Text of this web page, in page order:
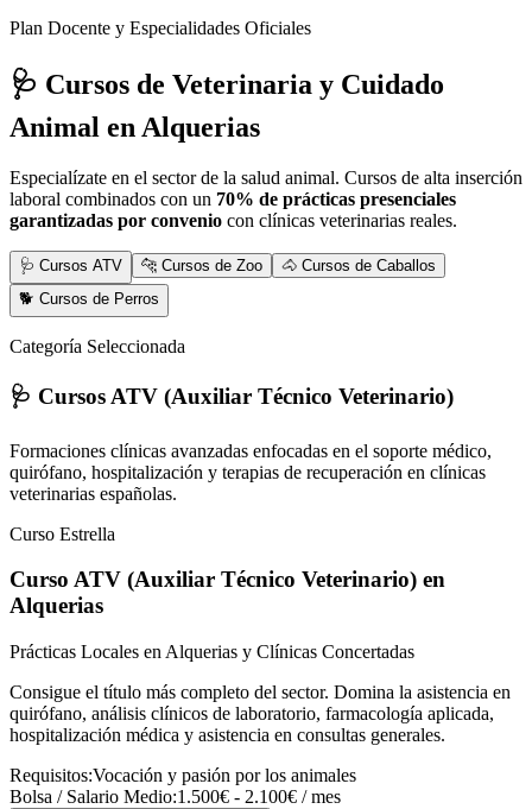
Plan Docente y Especialidades Oficiales
🩺 Cursos de Veterinaria y Cuidado
Animal en Alquerias
Especialízate en el sector de la salud animal. Cursos de alta inserción
laboral combinados con un 70% de prácticas presenciales
garantizadas por convenio con clínicas veterinarias reales.
🩺 Cursos ATV 🐆 Cursos de Zoo
🐴 Cursos de Caballos
🐕 Cursos de Perros
Categoría Seleccionada
🩺 Cursos ATV (Auxiliar Técnico Veterinario)
Formaciones clínicas avanzadas enfocadas en el soporte médico,
quirófano, hospitalización y terapias de recuperación en clínicas
veterinarias españolas.
Curso Estrella
Curso ATV (Auxiliar Técnico Veterinario) en
Alquerias
Prácticas Locales en Alquerias y Clínicas Concertadas
Consigue el título más completo del sector. Domina la asistencia en
quirófano, análisis clínicos de laboratorio, farmacología aplicada,
hospitalización médica y asistencia en consultas generales.
Requisitos:Vocación y pasión por los animales
Bolsa / Salario Medio:1.500€ - 2.100€ / mes